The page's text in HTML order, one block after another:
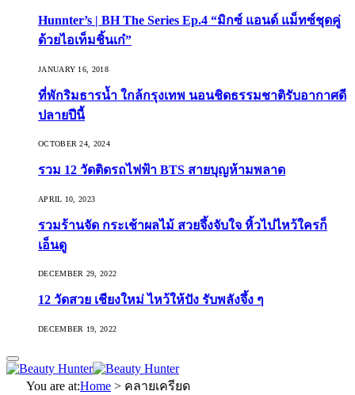
Hunnter’s | BH The Series Ep.4 “มิกซ์ แอนด์ แม็ทซ์ชุดคู่
ด้วยไอเท็มชิ้นเก๋”
JANUARY 16, 2018
ที่พักริมธารน้ำ ใกล้กรุงเทพ นอนชิดธรรมชาติรับอากาศดี
ปลายปีนี้
OCTOBER 24, 2024
รวม 12 วัดติดรถไฟฟ้า BTS สายบุญห้ามพลาด
APRIL 10, 2023
รวมร้านจัด กระเช้าผลไม้ สวยจึ้งจับใจ หิ้วไปไหว้ใครก็
เอ็นดู
DECEMBER 29, 2022
12 วัดสวย เชียงใหม่ ไหว้ให้ปัง รับพลังจึ้ง ๆ
DECEMBER 19, 2022
You are at:Home > คลายเครียด